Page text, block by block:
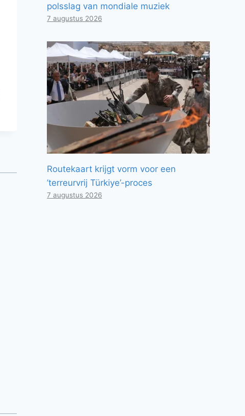
polsslag van mondiale muziek
7 augustus 2026
Routekaart krijgt vorm voor een
’terreurvrij Türkiye’-proces
7 augustus 2026